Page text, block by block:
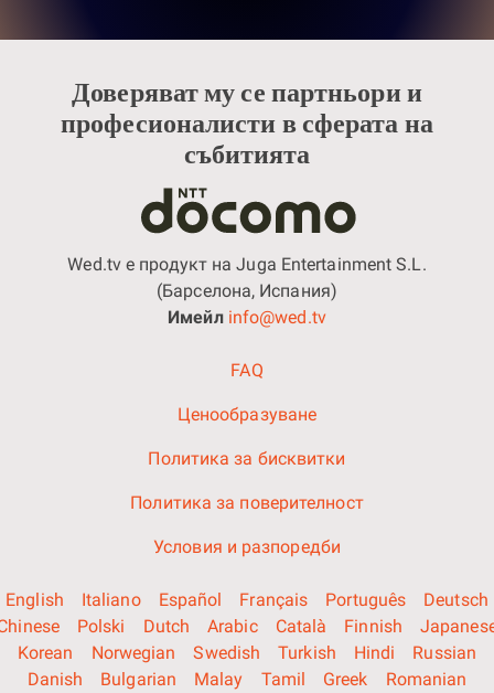
Доверяват му се партньори и
професионалисти в сферата на
събитията
Wed.tv е продукт на Juga Entertainment S.L.
(Барселона, Испания)
Имейлinfo@wed.tv
FAQ
Ценообразуване
Политика за бисквитки
Политика за поверителност
Условия и разпоредби
English Italiano Español Français Português
Deutsch
Polski Dutch Arabic Català Finnish
Korean
Norwegian Swedish Turkish Hindi
Russian
Danish
Bulgarian Malay Tamil Greek Romanian